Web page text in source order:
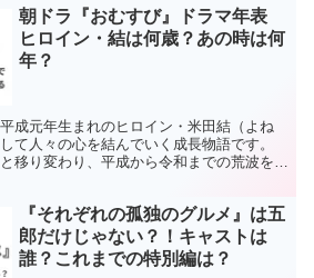
朝ドラ『おむすび』ドラマ年表
ヒロイン・結は何歳？あの時は何
年？
成元年生まれのヒロイン・米田結（よね
て人々の心を結んでいく成長物語です。
移り変わり、平成から令和までの荒波をた
『それぞれの孤独のグルメ』は五
郎だけじゃない？！キャストは
誰？これまでの特別編は？